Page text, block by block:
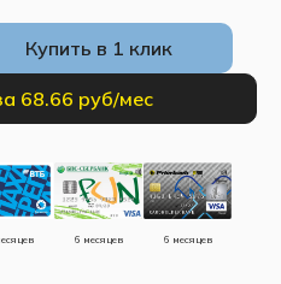
Купить в 1 клик
68.66 руб/мес
6 месяцев 6 месяцев